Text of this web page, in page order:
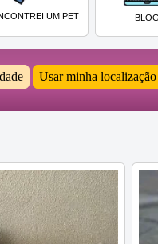
UM PET
BLOG
Usar minha localização